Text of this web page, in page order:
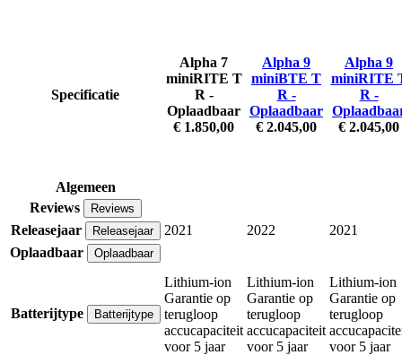
Specificatie
Alpha 7
miniRITE T
R -
Oplaadbaar
€ 1.850,00
Alpha 9
miniBTE T
R -
Oplaadbaar
€ 2.045,00
Alpha 9
miniRITE
R -
€ 2.045,00
Algemeen
Reviews
Reviews
Releasejaar Releasejaar 2021 2022
2021
Oplaadbaar
Oplaadbaar
Batterijtype Batterijtype
Lithium-ion
Garantie op
terugloop
accucapaciteit
voor 5 jaar
Lithium-ion
Garantie op
terugloop
accucapaciteit
voor 5 jaar
Lithium-ion
Garantie op
terugloop
voor 5 jaar